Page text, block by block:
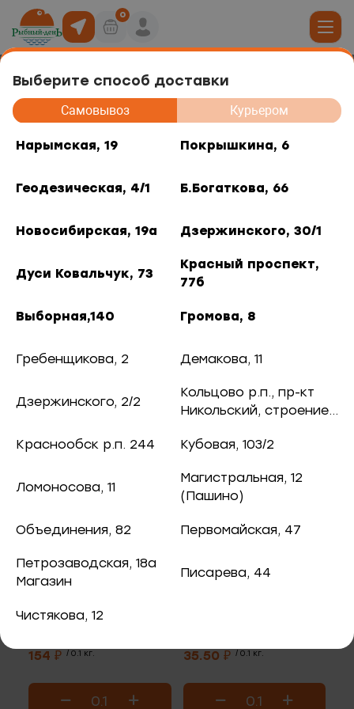
Выберите способ доставки
Самовывоз Курьером
Нарымская, 19 Покрышкина, 6
Геодезическая, 4/1 Б.Богаткова, 66
Новосибирская, 19а Дзержинского, 30/1
Дуси Ковальчук, 73
Красный проспект,
77б
Выборная,140 Громова, 8
Гребенщикова, 2 Демакова, 11
Дзержинского, 2/2
Кольцово р.п., пр-кт
Никольский, строение
Краснообск р.п. 244
Кубовая, 103/2
Ломоносова, 11
Магистральная, 12
(Пашино)
Объединения, 82 Первомайская, 47
Петрозаводская, 18а
Магазин
Писарева, 44
Чистякова, 12
0
роллов
рыба
и снеки
рыба
и отделы
6
4/1
73
77б
2
82
Салаты и закуски
Салат из сельди "Под
В корзину
Закуска из древесного
"Хе" из масляной рыбы
154 ₽ / 0.1 кг. 35.50 ₽ / 0.1 кг.